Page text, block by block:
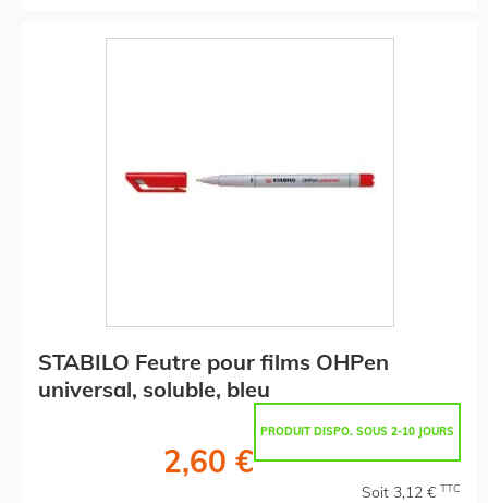
STABILO Feutre pour films OHPen
universal, soluble, bleu
PRODUIT DISPO. SOUS 2-10 JOURS
2,60 €
Soit 3,12 € TTC